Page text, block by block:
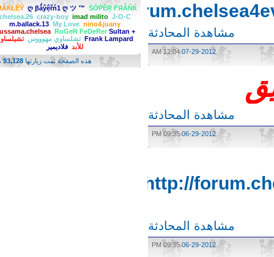
http://
مشاهدة المحادثة
07-29-2012
12:04 AM
مشاهدة المحادثة
06-29-2012
09:35 PM
http://
مشاهدة المحادثة
06-29-2012
09:35 PM
ŜĦẤЌŁỀŶ ღ βǻŷệřń1 ღ ツ ™ ṦỞṖĔŖ ḞЯẪŇЌ
chelsea.26 crazy-boy imad milito J-O-C
m.ballack.13 My Love nino&juany
oussama.chelsea RoGeR FeDeRer Sultan +
Frank Lampard تشلساوي مهوووس تشيلساوي
فلاديمير
هذه الصفحة تمت زيارتها93,128مرة